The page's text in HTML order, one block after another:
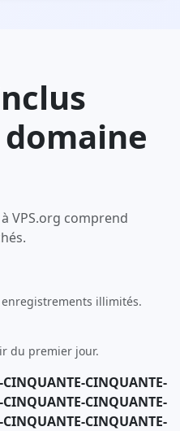
VPS.org comprend
illimités.
du premier jour.
CINQUANTE-
CINQUANTE-
CINQUANTE-